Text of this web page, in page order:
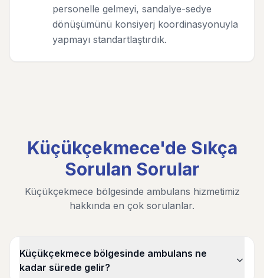
personelle gelmeyi, sandalye-sedye
dönüşümünü konsiyerj koordinasyonuyla
yapmayı standartlaştırdık.
Küçükçekmece'de Sıkça
Sorulan Sorular
Küçükçekmece bölgesinde ambulans hizmetimiz
hakkında en çok sorulanlar.
Küçükçekmece bölgesinde ambulans ne
kadar sürede gelir?